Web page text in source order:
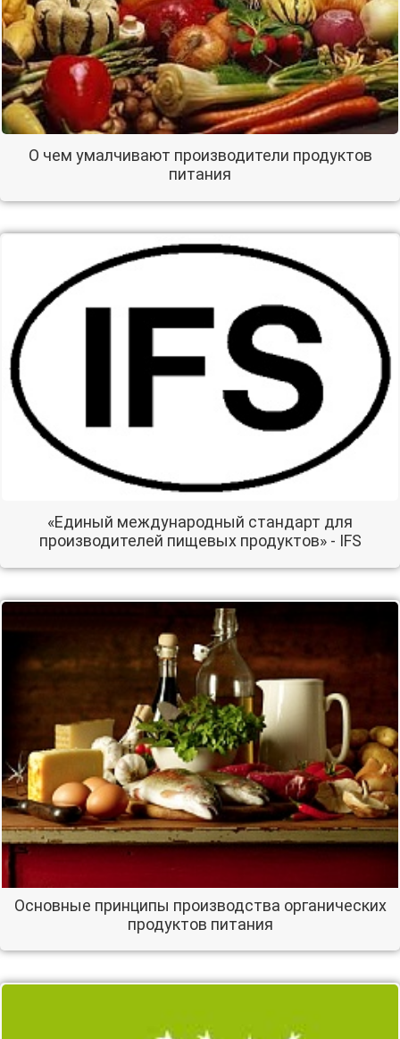
О чем умалчивают производители продуктов
питания
«Единый международный стандарт для
производителей пищевых продуктов» - IFS
Основные принципы производства органических
продуктов питания